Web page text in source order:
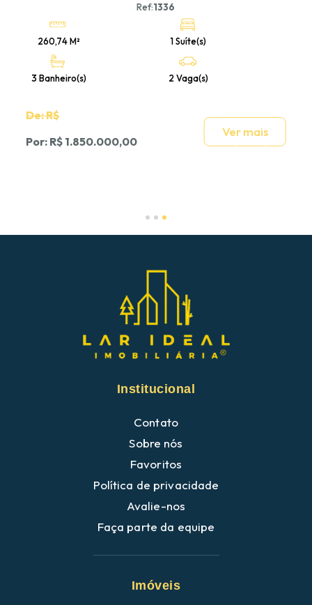
Ref:1336
260,74 M² 1 Suíte(s)
3 Banheiro(s) 2 Vaga(s)
De: R$
Por: R$ 1.850.000,00
Ver mais
Institucional
Contato
Sobre nós
Favoritos
Política de privacidade
Avalie-nos
Faça parte da equipe
Imóveis